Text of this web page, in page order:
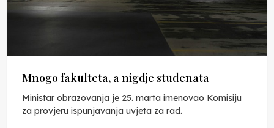
Mnogo fakulteta, a nigdje studenata
Ministar obrazovanja je 25. marta imenovao Komisiju
za provjeru ispunjavanja uvjeta za rad.